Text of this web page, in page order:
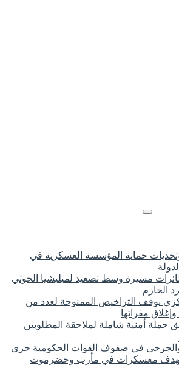
حماية المؤسسة العسكرية في
مسيرة وسط تصعيد لميليشيا الحوثي
الحازم
يوقف التراخيص الممنوحة لعدد من
مقراتها
حملة أمنية شاملة لملاحقة المطلوبين
في صفوف القوات الحكومية جرى
معسكرات في مأرب وحضرموت